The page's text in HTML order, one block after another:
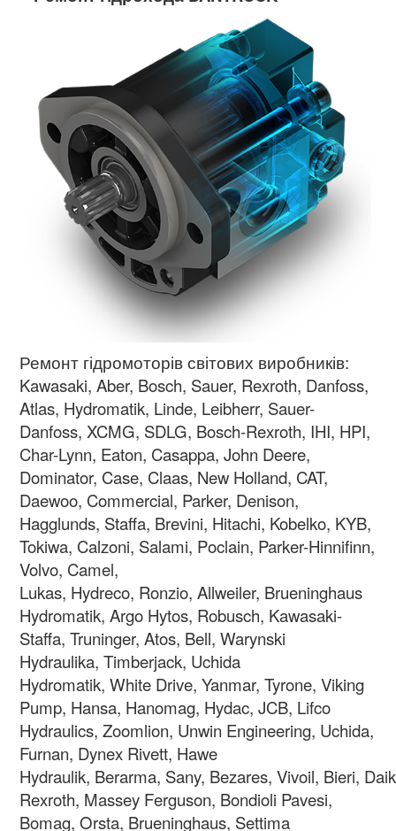
Ремонт гідромоторів світових виробників:
Kawasaki, Aber, Bosch, Sauer, Rexroth, Danfoss,
Atlas, Hydromatik, Linde, Leibherr, Sauer-
Danfoss, XCMG, SDLG, Bosch-Rexroth, IHI, HPI,
Char-Lynn, Eaton, Casappa, John Deere,
Dominator, Case, Claas, New Holland, CAT,
Daewoo, Commercial, Parker, Denison,
Hagglunds, Staffa, Brevini, Hitachi, Kobelko, KYB,
Tokiwa, Calzoni, Salami, Poclain, Parker-Hinnifinn,
Volvo, Camel,
Lukas, Hydreco, Ronzio, Allweiler, Brueninghaus
Hydromatik, Argo Hytos, Robusch, Kawasaki-
Staffa, Truninger, Atos, Bell, Warynski
Hydraulika, Timberjack, Uchida
Hydromatik, White Drive, Yanmar, Tyrone, Viking
Pump, Hansa, Hanomag, Hydac, JCB, Lifco
Hydraulics, Zoomlion, Unwin Engineering, Uchida,
Furnan, Dynex Rivett, Hawe
Hydraulik, Berarma, Sany, Bezares, Vivoil, Bieri,
Rexroth, Massey Ferguson, Bondioli Pavesi,
Bomag, Orsta, Brueninghaus, Settima